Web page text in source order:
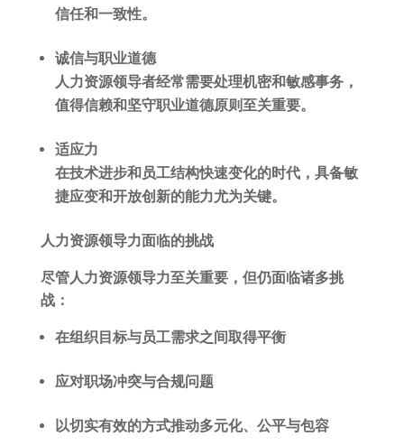
信任和一致性。
诚信与职业道德
人力资源领导者经常需要处理机密和敏感事务，
值得信赖和坚守职业道德原则至关重要。
适应力
在技术进步和员工结构快速变化的时代，具备敏
捷应变和开放创新的能力尤为关键。
人力资源领导力面临的挑战
尽管人力资源领导力至关重要，但仍面临诸多挑
战：
在组织目标与员工需求之间取得平衡
应对职场冲突与合规问题
以切实有效的方式推动多元化、公平与包容